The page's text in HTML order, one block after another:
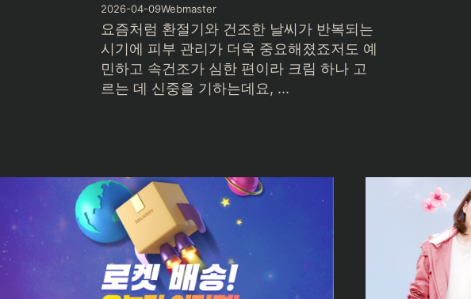
2026-04-09Webmaster
요즘처럼 환절기와 건조한 날씨가 반복되는
시기에 피부 관리가 더욱 중요해졌죠저도 예
민하고 속건조가 심한 편이라 크림 하나 고
르는 데 신중을 기하는데요, ...